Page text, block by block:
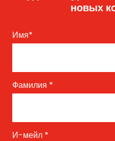
новых
Имя*
Фамилия *
И-мейл *